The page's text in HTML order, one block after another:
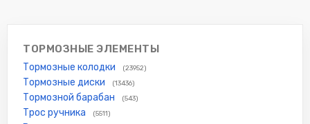
ТОРМОЗНЫЕ ЭЛЕМЕНТЫ
Тормозные колодки (23952)
Тормозные диски (13436)
Тормозной барабан (543)
Трос ручника (5511)